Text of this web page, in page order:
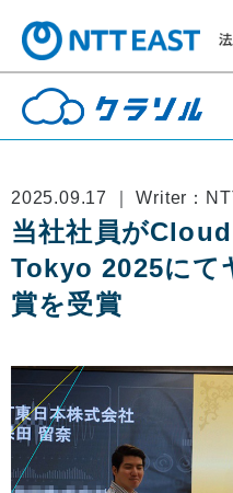
2025.09.17 ｜ Writer：
当社社員が
Tokyo 2025にて
賞を受賞